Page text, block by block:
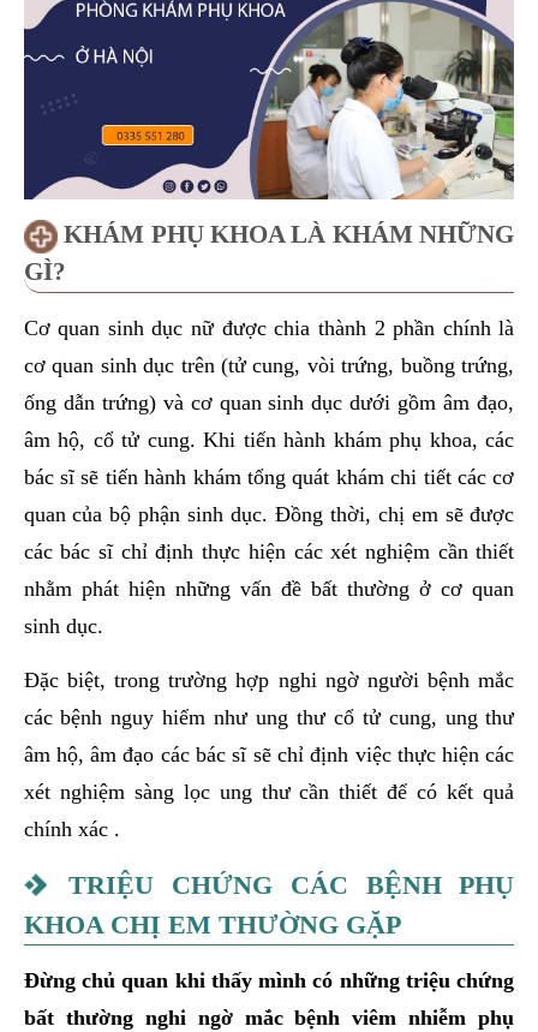
KHÁM PHỤ KHOA LÀ KHÁM NHỮNG
GÌ?
Cơ quan sinh dục nữ được chia thành 2 phần chính là
cơ quan sinh dục trên (tử cung, vòi trứng, buồng trứng,
ống dẫn trứng) và cơ quan sinh dục dưới gồm âm đạo,
âm hộ, cổ tử cung. Khi tiến hành khám phụ khoa, các
bác sĩ sẽ tiến hành khám tổng quát khám chi tiết các cơ
quan của bộ phận sinh dục. Đồng thời, chị em sẽ được
các bác sĩ chỉ định thực hiện các xét nghiệm cần thiết
nhằm phát hiện những vấn đề bất thường ở cơ quan
sinh dục.
Đặc biệt, trong trường hợp nghi ngờ người bệnh mắc
các bệnh nguy hiểm như ung thư cổ tử cung, ung thư
âm hộ, âm đạo các bác sĩ sẽ chỉ định việc thực hiện các
xét nghiệm sàng lọc ung thư cần thiết để có kết quả
chính xác .
TRIỆU CHỨNG CÁC BỆNH PHỤ
KHOA CHỊ EM THƯỜNG GẶP
Đừng chủ quan khi thấy mình có những triệu chứng
bất thường nghi ngờ mắc bệnh viêm nhiễm phụ